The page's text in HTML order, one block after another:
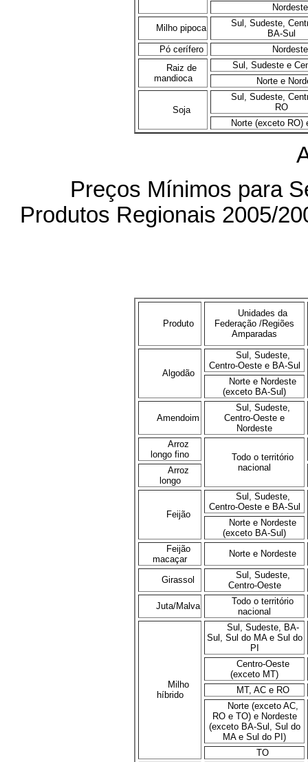
Nordeste
Milho pipoca
Sul, Sudeste,
BA-Sul
Pó cerífero
Nordeste
Raiz de
mandioca
Sul, Sudeste e
Norte e
Soja
Sul, Sudeste,
RO
Norte (exceto RO)
Preços Mínimos para
Produtos Regionais 2005/
Produto
Unidades da
Federação /Regiões
Amparadas
Algodão
Sul, Sudeste,
Centro-Oeste e BA-Sul
Norte e Nordeste
(exceto BA-Sul)
Amendoim
Sul, Sudeste,
Centro-Oeste e
Nordeste
Arroz
longo fino
Todo o território
nacional
Arroz
longo
Feijão
Sul, Sudeste,
Centro-Oeste e BA-Sul
Norte e Nordeste
(exceto BA-Sul)
Feijão
macaçar
Norte e Nordeste
Girassol
Sul, Sudeste,
Centro-Oeste
Juta/Malva
Todo o território
nacional
Milho
híbrido
Sul, Sudeste, BA-
Sul, Sul do MA e Sul do
PI
Centro-Oeste
(exceto MT)
MT, AC e RO
Norte (exceto AC,
RO e TO) e Nordeste
(exceto BA-Sul, Sul do
MA e Sul do PI)
TO